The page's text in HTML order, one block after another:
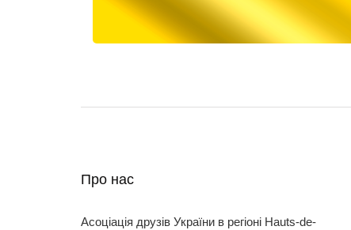
Про нас
Асоціація друзів України в регіоні Hauts-de-